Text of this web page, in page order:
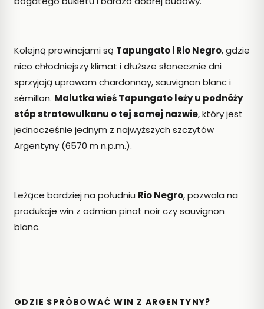
Kolejną prowincjami są Tapungato i Rio Negro, gdzie
nico chłodniejszy klimat i dłuższe słonecznie dni
sprzyjają uprawom chardonnay, sauvignon blanc i
sémillon. Malutka wieś Tapungato leży u podnóży
stóp stratowulkanu o tej samej nazwie, który jest
jednocześnie jednym z najwyższych szczytów
Argentyny (6570 m n.p.m.).
Leżące bardziej na południu Rio Negro, pozwala na
produkcje win z odmian pinot noir czy sauvignon
blanc.
GDZIE SPRÓBOWAĆ WIN Z ARGENTYNY?